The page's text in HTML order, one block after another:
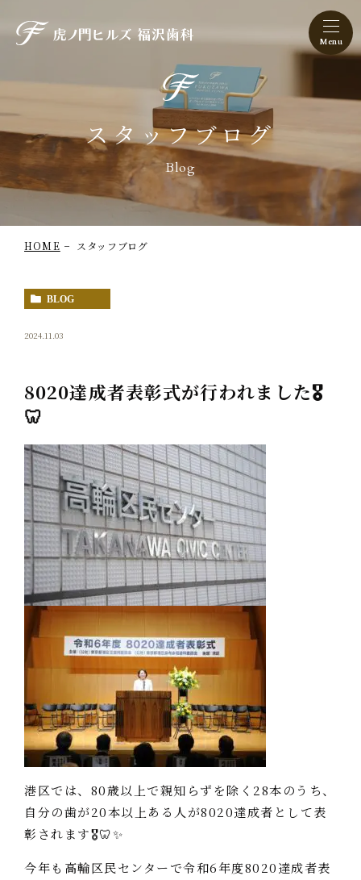
虎ノ門ヒルズ 福沢歯科
スタッフブログ
Blog
HOME スタッフブログ
BLOG
2024.11.03
8020達成者表彰式が行われました🎖️
🦷
港区では、80歳以上で親知らずを除く28本のうち、
自分の歯が20本以上ある人が8020達成者として表
彰されます🎖️🦷✨
今年も高輪区民センターで令和6年度8020達成者表